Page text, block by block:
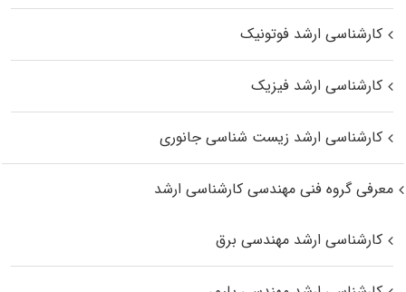
کارشناسی ارشد فوتونیک
کارشناسی ارشد فیزیک
کارشناسی ارشد زیست‌ شناسی جانوری
معرفی گروه فنی مهندسی کارشناسی ارشد
کارشناسی ارشد مهندسی برق